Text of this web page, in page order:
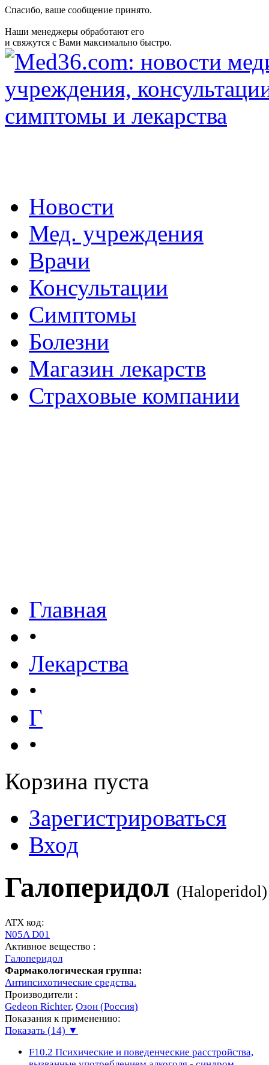
Спасибо, ваше сообщение принято.
Наши менеджеры обработают его
и свяжутся с Вами максимально быстро.
Новости
Мед. учреждения
Врачи
Консультации
Симптомы
Болезни
Магазин лекарств
Страховые компании
Главная
•
Лекарства
•
Г
•
Корзина пуста
Зарегистрироваться
Вход
Галоперидол (Haloperidol)
ATX код:
N05A D01
Активное вещество :
Галоперидол
Фармакологическая группа:
Антипсихотические средства.
Производители :
Gedeon Richter, Озон (Россия)
Показания к применению:
Показать (14) ▼
F10.2 Психические и поведенческие расстройства,